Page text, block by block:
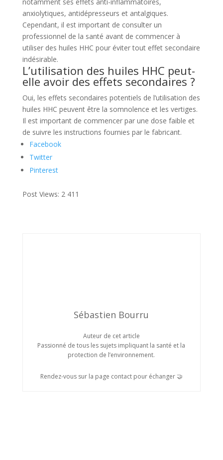
anxiolytiques, antidépresseurs et antalgiques.
Cependant, il est important de consulter un
professionnel de la santé avant de commencer à
utiliser des huiles HHC pour éviter tout effet secondaire
indésirable.
L’utilisation des huiles HHC peut-
elle avoir des effets secondaires ?
Oui, les effets secondaires potentiels de l’utilisation des
huiles HHC peuvent être la somnolence et les vertiges.
Il est important de commencer par une dose faible et
de suivre les instructions fournies par le fabricant.
Facebook
Twitter
Pinterest
Post Views: 2 411
Sébastien Bourru
Auteur de cet article
Passionné de tous les sujets impliquant la santé et la
protection de l’environnement.
Rendez-vous sur la page contact pour échanger 🤝